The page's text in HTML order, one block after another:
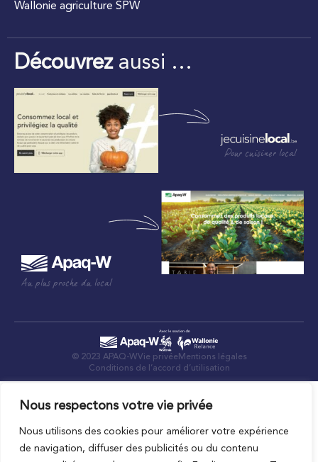
Nous respectons votre vie privée
Nous utilisons des cookies pour améliorer votre expérience
de navigation, diffuser des publicités ou du contenu
Wallonie agriculture SPW
Découvrezaussi …
Pour cuisiner local
Au plus proche du local
© 2023 APAQ-WVie privée Mentions légales
Conditions de l’accord d’utilisation